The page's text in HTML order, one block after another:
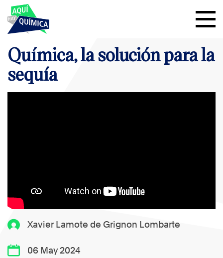
Xavier Lamote de Grignon Lombarte
06 May 2024
Química, la solución para la
sequía